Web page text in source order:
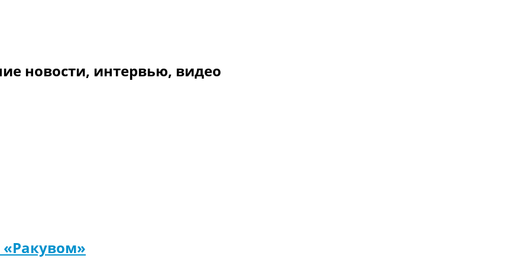
новости, интервью, видео
«Ракувом»